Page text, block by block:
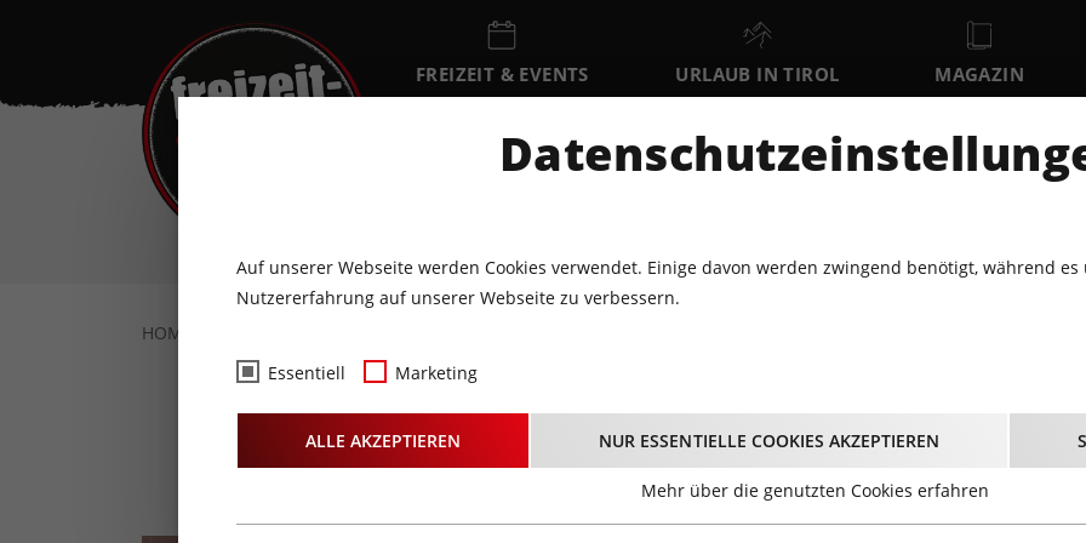
FREIZEIT & EVENTS URLAUB IN TIROL MAGAZIN
EVENTKALENDER
FR SA SO 10
HOME
Stiegl Extreme
04.07.2026 - Beginn 16:00 Uhr
Auf unserer Webseite werden Cookies verwendet. Einige davon werden zwingend benötigt, während
Nutzererfahrung auf unserer Webseite zu verbessern.
Essentiell Marketing
ALLE AKZEPTIEREN NUR ESSENTIELLE COOKIES AKZEPTIEREN
Mehr über die genutzten Cookies erfahren